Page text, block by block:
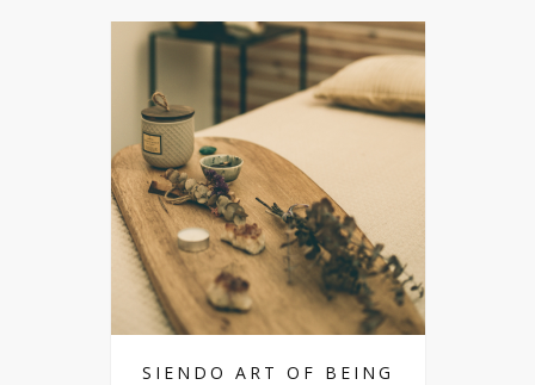
SIENDO ART OF BEING